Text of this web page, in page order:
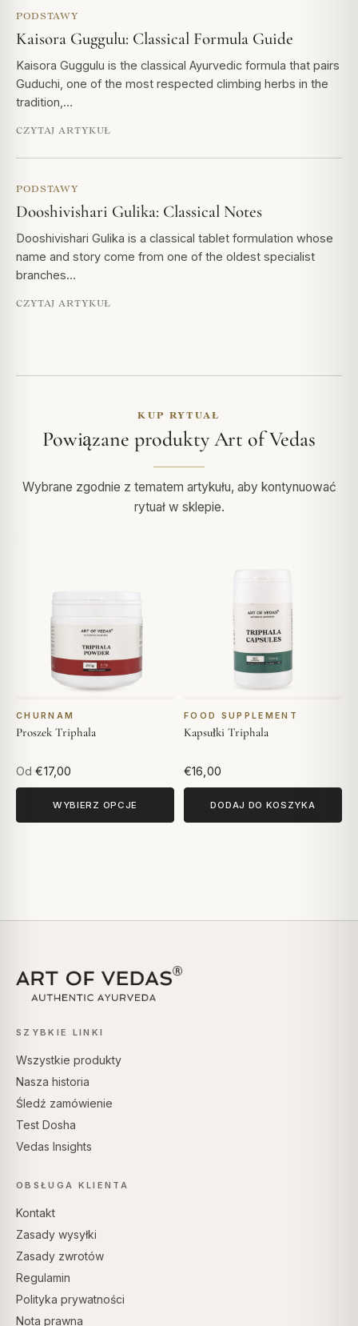
PODSTAWY
Kaisora Guggulu: Classical Formula Guide
Kaisora Guggulu is the classical Ayurvedic formula that pairs
Guduchi, one of the most respected climbing herbs in the
tradition,…
CZYTAJ ARTYKUŁ
PODSTAWY
Dooshivishari Gulika: Classical Notes
Dooshivishari Gulika is a classical tablet formulation whose
name and story come from one of the oldest specialist
branches…
CZYTAJ ARTYKUŁ
KUP RYTUAŁ
Powiązane produkty Art of Vedas
Wybrane zgodnie z tematem artykułu, aby kontynuować
rytuał w sklepie.
CHURNAM
Proszek Triphala
Od €17,00
WYBIERZ OPCJE
FOOD SUPPLEMENT
Kapsułki Triphala
€16,00
DODAJ DO KOSZYKA
SZYBKIE LINKI
Wszystkie produkty
Nasza historia
Śledź zamówienie
Test Dosha
Vedas Insights
OBSŁUGA KLIENTA
Kontakt
Zasady wysyłki
Zasady zwrotów
Regulamin
Polityka prywatności
Nota prawna